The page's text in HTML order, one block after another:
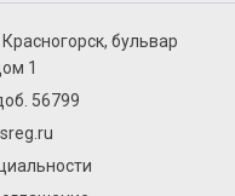
бульвар
1
56799